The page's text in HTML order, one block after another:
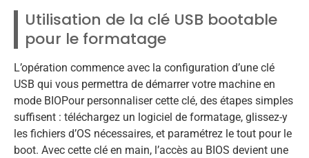
Utilisation de la clé USB bootable
pour le formatage
L’opération commence avec la configuration d’une clé
USB qui vous permettra de démarrer votre machine en
mode BIOPour personnaliser cette clé, des étapes simples
suffisent : téléchargez un logiciel de formatage, glissez-y
les fichiers d’OS nécessaires, et paramétrez le tout pour le
boot. Avec cette clé en main, l’accès au BIOS devient une